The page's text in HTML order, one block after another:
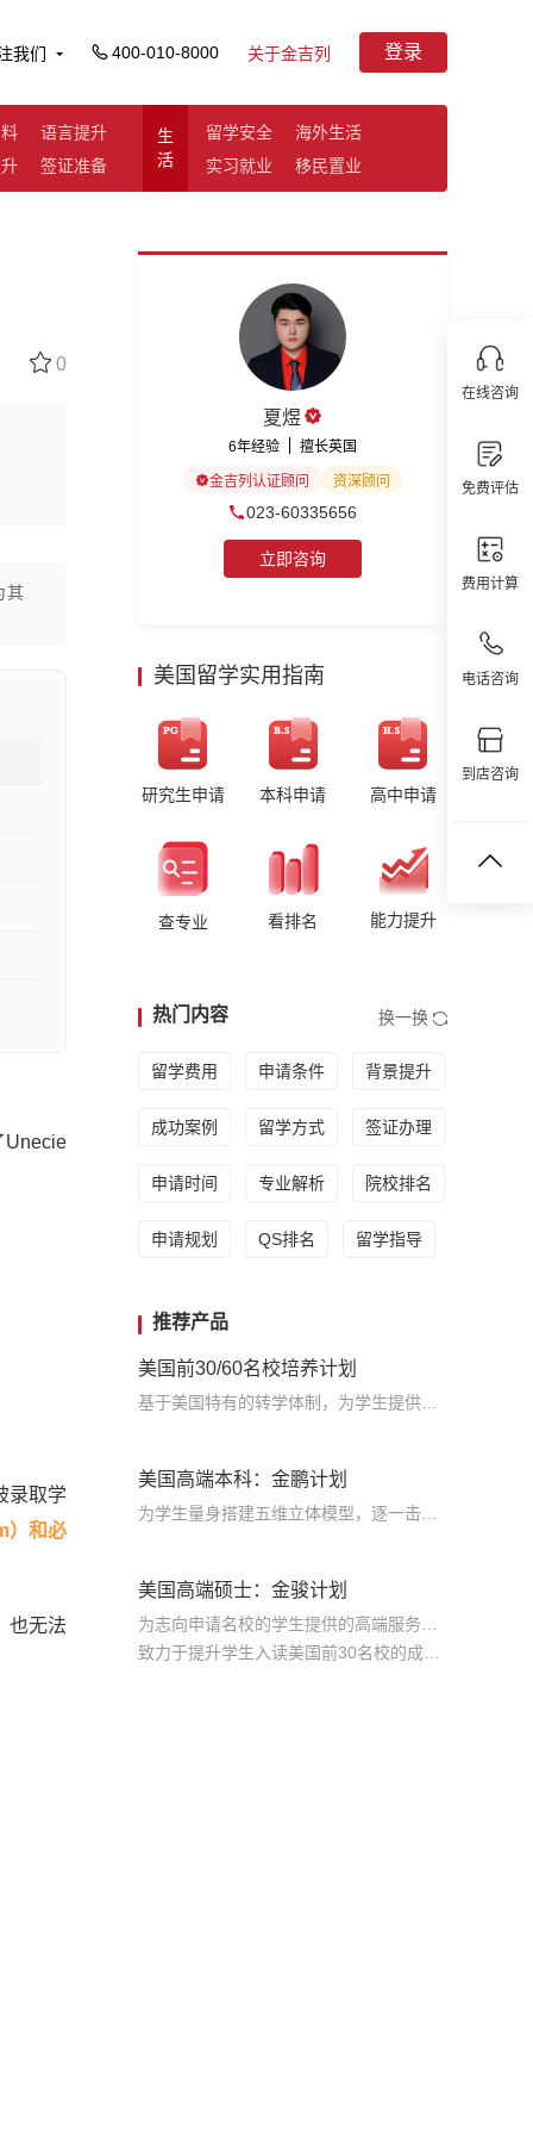
我们 400-010-8000 关于金吉列 登录
语言提升
签证准备
生
活
留学安全
海外生活
实习就业
移民置业
在线咨询
免费评估
费用计算
电话咨询
到店咨询
0
其
Unecie
录取学
）和必
也无法
夏煜
6年经验 擅长英国
金吉列认证顾问 资深顾问
023-60335656
立即咨询
美国留学实用指南
研究生申请 本科申请 高中申请
查专业 看排名 能力提升
热门内容 换一换
留学费用 申请条件 背景提升
成功案例 留学方式 签证办理
申请时间 专业解析 院校排名
申请规划 QS排名 留学指导
推荐产品
美国前30/60名校培养计划
美国高端本科：金鹏计划
美国高端硕士：金骏计划